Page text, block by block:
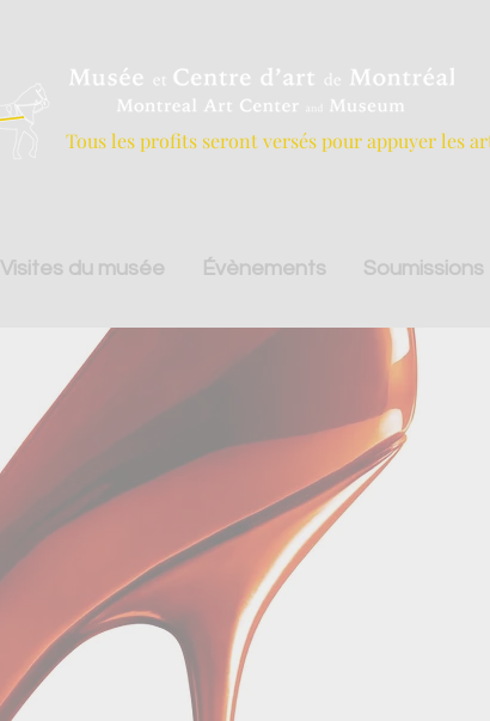
Tous les profits seront versés pour appuyer les
Visites du musée Évènements Soumissions